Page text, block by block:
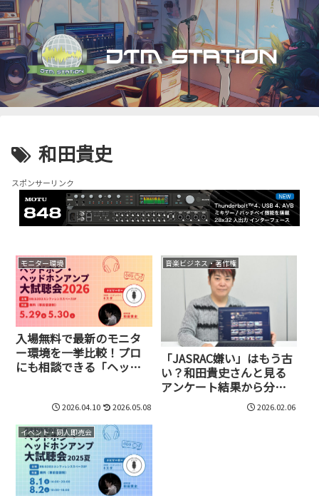
和田貴史
スポンサーリンク
モニター環境
入場無料で最新のモニタ
ー環境を一挙比較！プロ
にも相談できる「ヘッド
日・30日に開催
2026.04.10 2026.05.08
音楽ビジネス・著作権
「JASRAC嫌い」はもう古
い？和田貴史さんと見る
アンケート結果から分か
る、変化するクリエイタ
2026.02.06
イベント・同人即売会